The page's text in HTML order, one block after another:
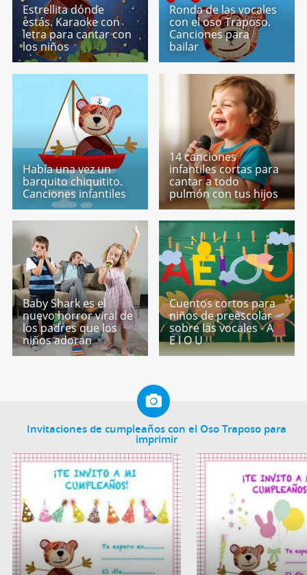
Estrellita dónde
estás. Karaoke con
letra para cantar con
los niños
Ronda de las vocales
con el oso Traposo.
Canciones para
bailar
Había una vez un
barquito chiquitito.
Canciones infantiles
14 canciones
infantiles cortas para
cantar a todo
pulmón con tus hijos
Baby Shark es el
nuevo horror viral de
los padres que los
niños adoran
Cuentos cortos para
niños de preescolar
sobre las vocales - A
E I O U
Invitaciones de cumpleaños con el Oso Traposo para
imprimir